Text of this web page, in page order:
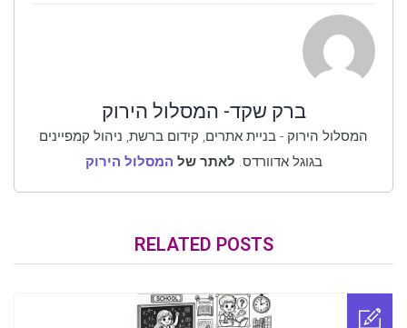
ברק שקד- המסלול הירוק
המסלול הירוק - בניית אתרים, קידום ברשת, ניהול קמפיינים
בגוגל אדוורדס. לאתר של המסלול הירוק
RELATED POSTS